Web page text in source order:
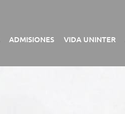
ADMISIONES VIDA UNINTER